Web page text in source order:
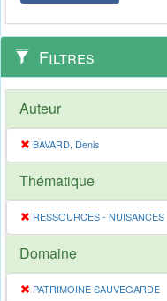
Filtres
Auteur
BAVARD, Denis
Thématique
RESSOURCES - NUISANCES
Domaine
PATRIMOINE SAUVEGARDE